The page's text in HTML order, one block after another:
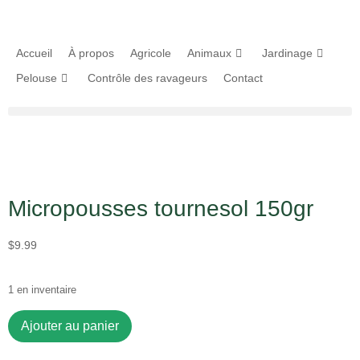
Accueil À propos Agricole Animaux
Jardinage
Pelouse
Contrôle des ravageurs Contact
Micropousses tournesol 150gr
$9.99
1 en inventaire
Ajouter au panier